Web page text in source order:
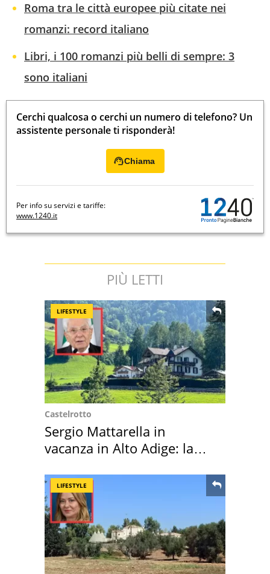
Roma tra le città europee più citate nei
romanzi: record italiano
Libri, i 100 romanzi più belli di sempre: 3
sono italiani
Cerchi qualcosa o cerchi un numero di telefono? Un
assistente personale ti risponderà!
Chiama
Per info su servizi e tariffe:
www.1240.it
PIÙ LETTI
LIFESTYLE
Castelrotto
Sergio Mattarella in
vacanza in Alto Adige: la
LIFESTYLE